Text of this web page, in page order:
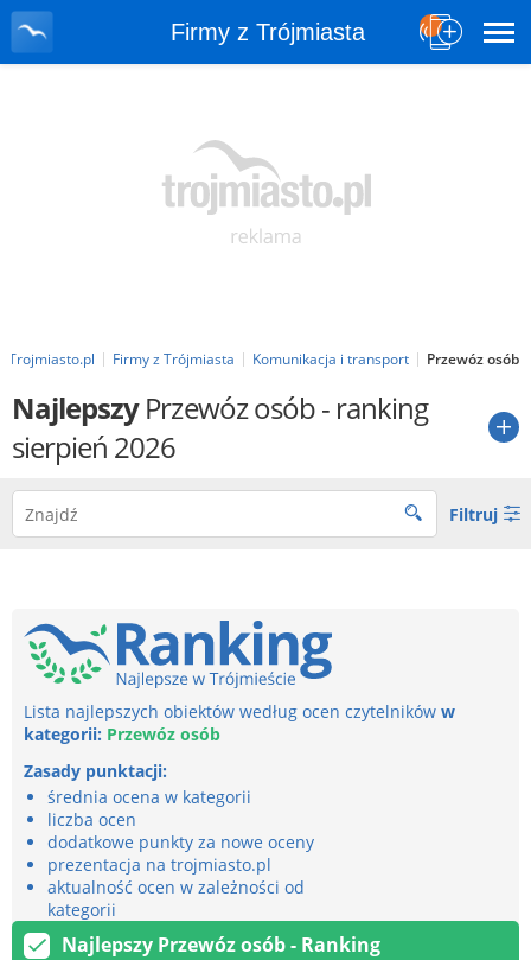
Firmy z Trójmiasta
Trojmiasto.pl Firmy z Trójmiasta Komunikacja i transport Przewóz osób
NajlepszyPrzewóz osób- ranking
sierpień 2026
Filtruj
Lista najlepszych obiektów według ocen czytelników w
kategorii: Przewóz osób
Zasady punktacji:
średnia ocena w kategorii
liczba ocen
dodatkowe punkty za nowe oceny
prezentacja na trojmiasto.pl
aktualność ocen w zależności od
kategorii
Najlepszy Przewóz osób - Ranking